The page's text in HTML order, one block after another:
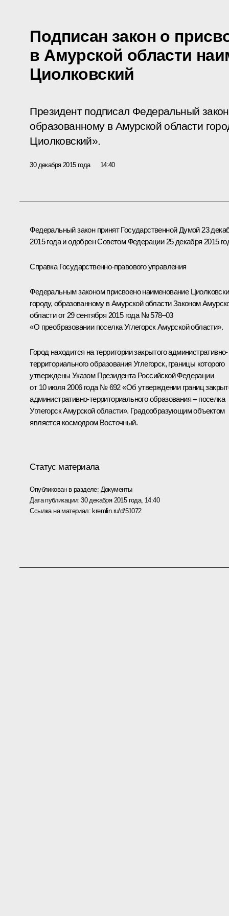
Подписан закон о
в Амурской области
Циолковский
Президент подписал Федеральный
образованному в Амурской области
Циолковский».
30 декабря 2015 года 14:40
Федеральный закон принят Государственной Думой 23
2015 года и одобрен Советом Федерации 25 декабря 2015
Справка Государственно-правового управления
Федеральным законом присвоено наименование
городу, образованному в Амурской области Законом
области от 29 сентября 2015 года № 578–03
«О преобразовании поселка Углегорск Амурской области».
Город находится на территории закрытого административно-
территориального образования Углегорск, границы которого
утверждены Указом Президента Российской Федерации
от 10 июля 2006 года № 692 «Об утверждении границ
административно-территориального образования – поселка
Углегорск Амурской области». Градообразующим объектом
является космодром Восточный.
Статус материала
Опубликован в разделе: Документы
Дата публикации:30 декабря 2015 года, 14:40
Ссылка на материал: kremlin.ru/d/51072